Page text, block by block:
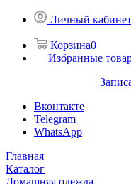
Личный кабинет
Корзина0
Избранные
Вконтакте
Telegram
WhatsApp
Главная
Каталог
Домашняя одежда